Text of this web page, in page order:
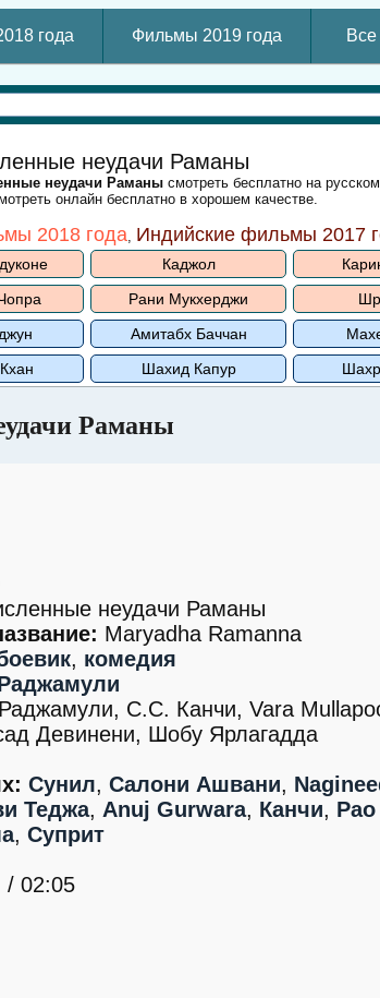
года Фильмы 2019 года
неудачи Раманы
неудачи Раманы смотреть бесплатно на
онлайн бесплатно в хорошем качестве.
2018 года, Индийские фильмы 2017
Каджол
Рани Мукхерджи
Амитабх Баччан
Шахид Капур
Раманы
неудачи Раманы
Maryadha Ramanna
, комедия
С.С. Канчи, Vara
Девинени, Шобу Ярлагадда
Сунил, Салони Ашвани,
Теджа, Anuj Gurwara, Канчи,
, Суприт
/ 02:05